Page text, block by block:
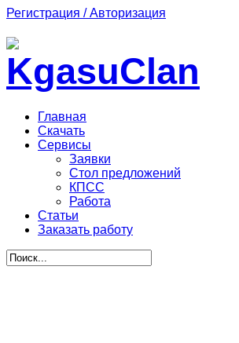
Регистрация / Авторизация
Главная
Скачать
Сервисы
Заявки
Стол предложений
КПСС
Работа
Статьи
Заказать работу